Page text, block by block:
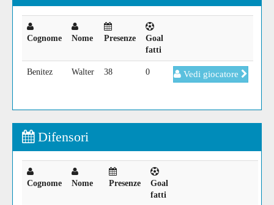
Cognome Nome Presenze
Goal
fatti
Benitez Walter 38 0 Vedi giocatore
Difensori
Cognome Nome Presenze
Goal
fatti